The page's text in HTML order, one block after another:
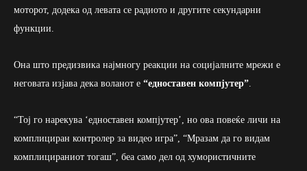
моторот, додека од левата се радиото и другите секундарни
функции.
Она што предизвика најмногу реакции на социјалните мрежи е
неговата изјава дека воланот е “едноставен компјутер”.
“Тој го нарекува ‘едноставен компјутер’, но ова повеќе личи на
комплициран контролер за видео игра”, “Мразам да го видам
комплицираниот тогаш”, беа само дел од хумористичните